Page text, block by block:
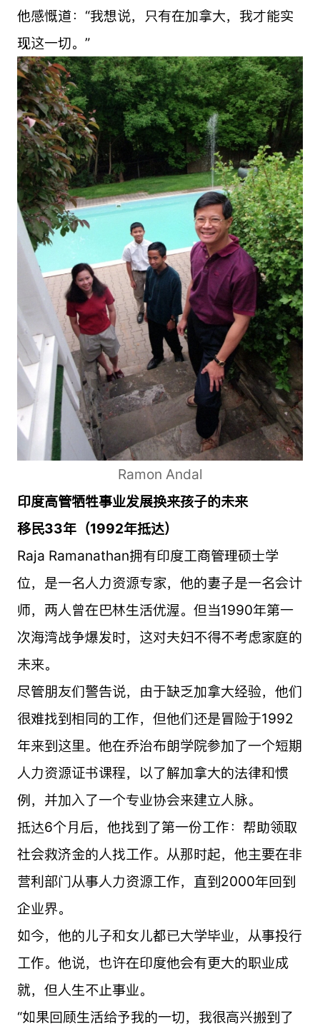
他感慨道：“我想说，只有在加拿大，我才能实
现这一切。”
Ramon Andal
印度高管牺牲事业发展换来孩子的未来
移民33年（1992年抵达）
Raja Ramanathan拥有印度工商管理硕士学
位，是一名人力资源专家，他的妻子是一名会计
师，两人曾在巴林生活优渥。但当1990年第一
次海湾战争爆发时，这对夫妇不得不考虑家庭的
未来。
尽管朋友们警告说，由于缺乏加拿大经验，他们
很难找到相同的工作，但他们还是冒险于1992
年来到这里。他在乔治布朗学院参加了一个短期
人力资源证书课程，以了解加拿大的法律和惯
例，并加入了一个专业协会来建立人脉。
抵达6个月后，他找到了第一份工作：帮助领取
社会救济金的人找工作。从那时起，他主要在非
营利部门从事人力资源工作，直到2000年回到
企业界。
如今，他的儿子和女儿都已大学毕业，从事投行
工作。他说，也许在印度他会有更大的职业成
就，但人生不止事业。
“如果回顾生活给予我的一切，我很高兴搬到了